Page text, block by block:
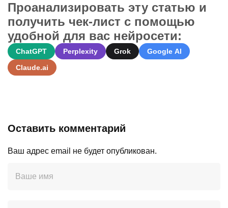
Проанализировать эту статью и
получить чек-лист с помощью
удобной для вас нейросети:
ChatGPT Perplexity Grok
Google AI
Claude.ai
Оставить комментарий
Ваш адрес email не будет опубликован.